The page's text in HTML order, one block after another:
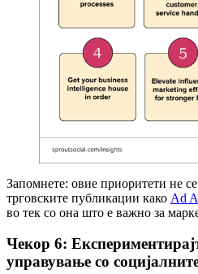
Запомнете: овие приоритети не
трговските публикации како Ad
во тек со она што е важно за
Чекор 6:
управување со